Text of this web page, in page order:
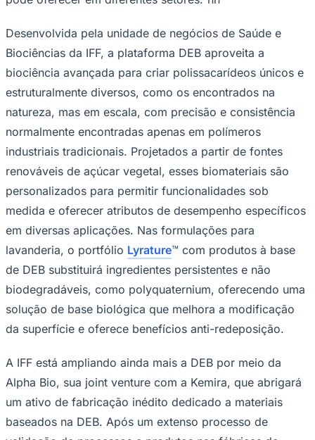
Libertadores
Sul-Americana
Copa América
Champions League
Premier League
La Liga
Mundial 2026
Times - Ir direto
Desenvolvida pela unidade de negócios de Saúde e
Biociências da IFF, a plataforma DEB aproveita a
biociência avançada para criar polissacarídeos únicos e
estruturalmente diversos, como os encontrados na
natureza, mas em escala, com precisão e consistência
normalmente encontradas apenas em polímeros
industriais tradicionais. Projetados a partir de fontes
renováveis de açúcar vegetal, esses biomateriais são
personalizados para permitir funcionalidades sob
medida e oferecer atributos de desempenho específicos
em diversas aplicações. Nas formulações para
lavanderia, o portfólio Lyrature™ com produtos à base
de DEB substituirá ingredientes persistentes e não
biodegradáveis, como polyquaternium, oferecendo uma
solução de base biológica que melhora a modificação
da superfície e oferece benefícios anti-redeposição.
A IFF está ampliando ainda mais a DEB por meio da
Alpha Bio, sua joint venture com a Kemira, que abrigará
um ativo de fabricação inédito dedicado a materiais
baseados na DEB. Após um extenso processo de